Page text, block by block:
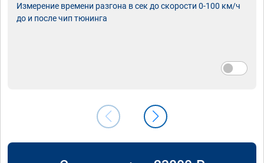
Измерение времени разгона в сек до скорости 0-100 км/ч
до и после чип тюнинга